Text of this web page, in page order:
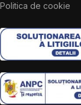
Politica de cookie